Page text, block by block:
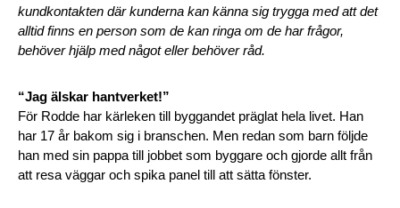
kundkontakten där kunderna kan känna sig trygga med att det
alltid finns en person som de kan ringa om de har frågor,
behöver hjälp med något eller behöver råd.
“Jag älskar hantverket!”
För Rodde har kärleken till byggandet präglat hela livet. Han
har 17 år bakom sig i branschen. Men redan som barn följde
han med sin pappa till jobbet som byggare och gjorde allt från
att resa väggar och spika panel till att sätta fönster.